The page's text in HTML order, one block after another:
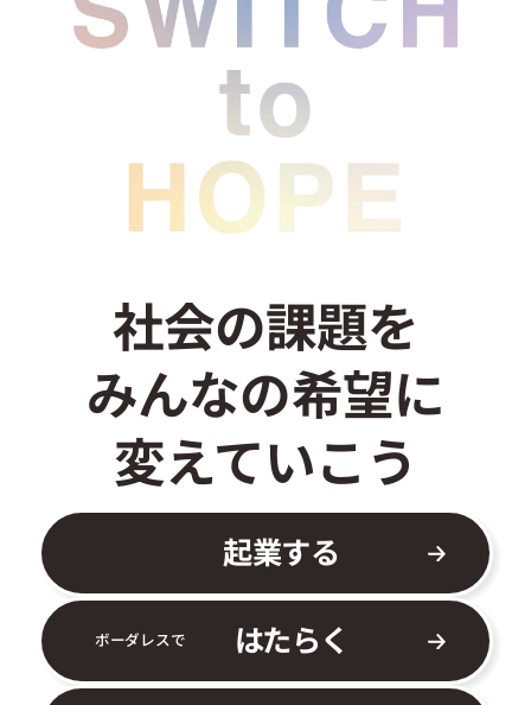
社会の課題を
みんなの希望に
変えていこう
起業する
ボーダレスで はたらく